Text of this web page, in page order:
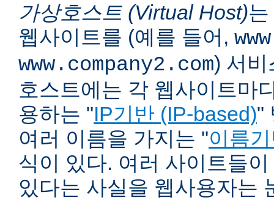
가상호스트 (Virtual Host)
웹사이트를 (예를 들어,
www.company2.com) 서비
호스트에는 각 웹사이트마
용하는 "IP기반 (IP-based)"
여러 이름을 가지는 "이름
식이 있다. 여러 사이트들
있다는 사실을 웹사용자는